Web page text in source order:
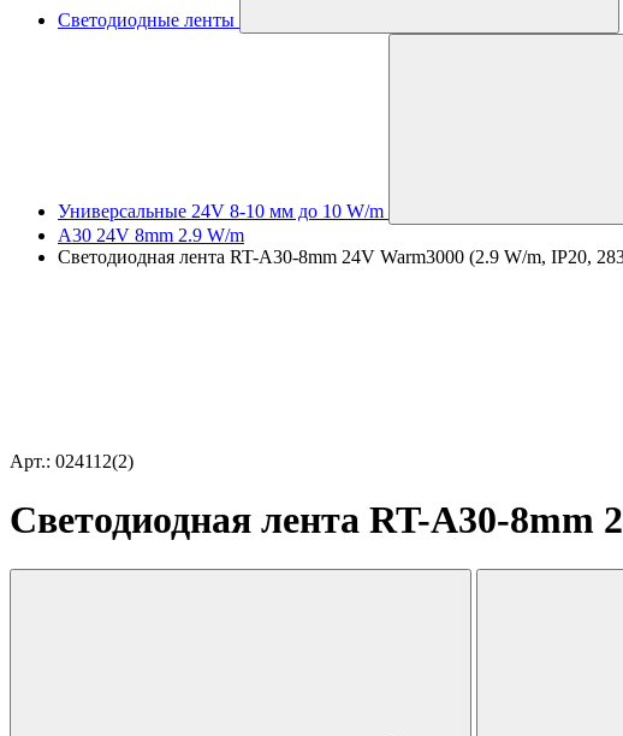
Светодиодные ленты
Универсальные 24V 8-10 мм до 10 W/m
A30 24V 8mm 2.9 W/m
Светодиодная лента RT-A30-8mm 24V Warm3000 (2.9 W/m, IP20,
Арт.: 024112(2)
Светодиодная лента RT-A30-